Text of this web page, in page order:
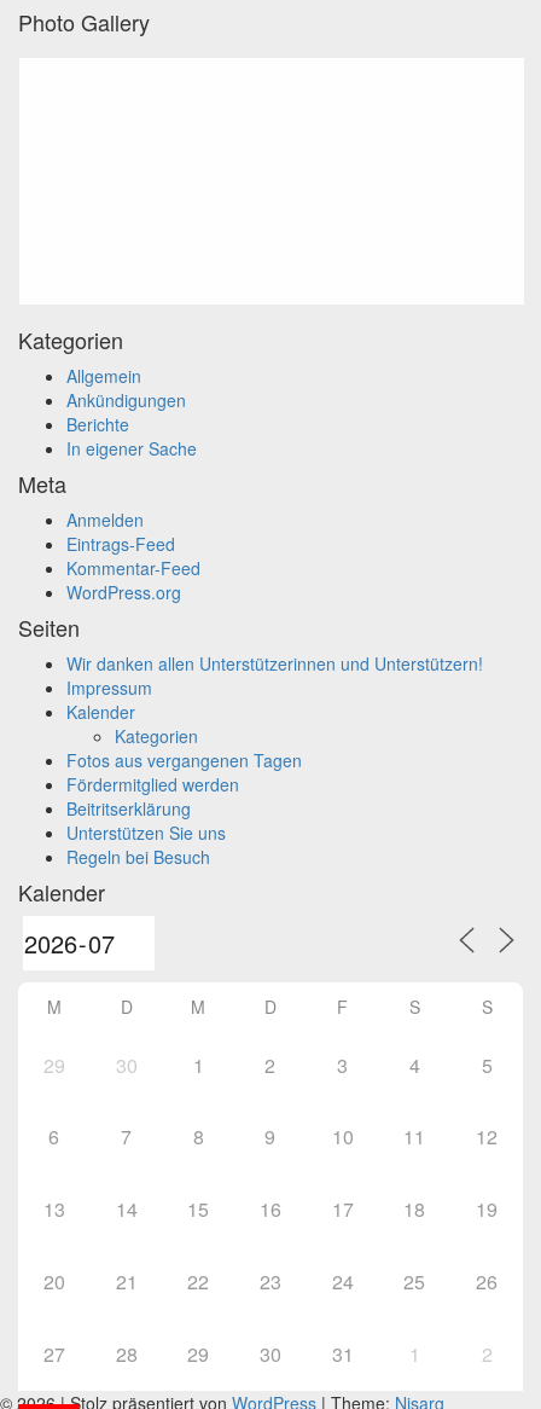
Photo Gallery
Kategorien
Allgemein
Ankündigungen
Berichte
In eigener Sache
Meta
Anmelden
Eintrags-Feed
Kommentar-Feed
WordPress.org
Seiten
Wir danken allen Unterstützerinnen und Unterstützern!
Impressum
Kalender
Kategorien
Fotos aus vergangenen Tagen
Fördermitglied werden
Beitritserklärung
Unterstützen Sie uns
Regeln bei Besuch
Kalender
M D M D F S S
29 30 1 2 3 4 5
6 7 8 9 10 11 12
13 14 15 16 17 18 19
20 21 22 23 24 25 26
27 28 29 30 31 1 2
© 2026|Stolz präsentiert von WordPress | Theme: Nisarg